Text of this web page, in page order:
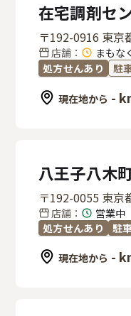
在宅調剤セ
〒192-0916 東
店舗 ： まもな
処方せんあり
駐
現在地から -
八王子八木
〒192-0055 東京
店舗 ： 営業中
処方せんあり
駐
現在地から -